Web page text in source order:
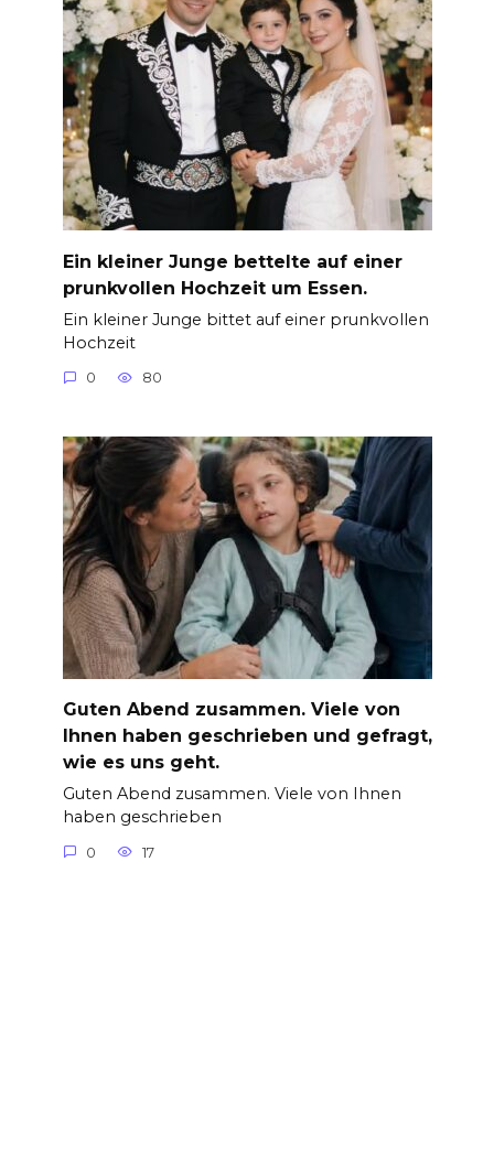
Ein kleiner Junge bettelte auf einer
prunkvollen Hochzeit um Essen.
Ein kleiner Junge bittet auf einer prunkvollen
Hochzeit
0 80
Guten Abend zusammen. Viele von
Ihnen haben geschrieben und gefragt,
wie es uns geht.
Guten Abend zusammen. Viele von Ihnen
haben geschrieben
0 17